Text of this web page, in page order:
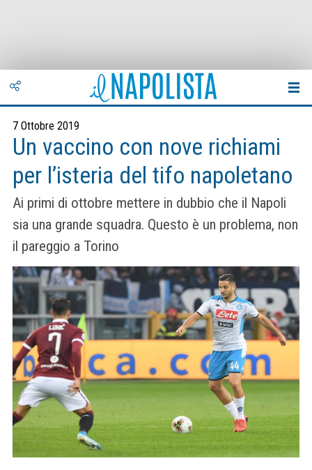
7 Ottobre 2019
Un vaccino con nove richiami
per l’isteria del tifo napoletano
Ai primi di ottobre mettere in dubbio che il Napoli
sia una grande squadra. Questo è un problema, non
il pareggio a Torino